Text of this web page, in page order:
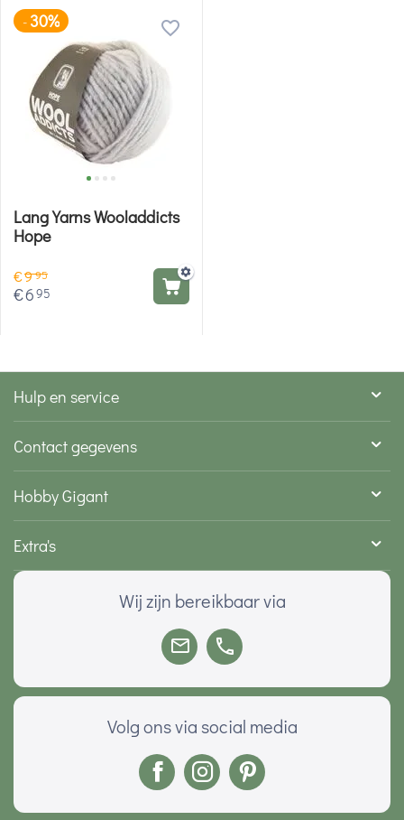
-30%
Lang Yarns Wooladdicts
Hope
€995
€695
Hulp en service
Contact gegevens
Hobby Gigant
Extra's
Wij zijn bereikbaar via
Volg ons via social media